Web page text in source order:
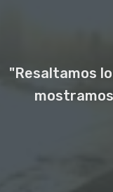
"Resaltamos